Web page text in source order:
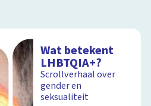
Wat betekent
LHBTQIA+?
Scrollverhaal over
gender en
seksualiteit